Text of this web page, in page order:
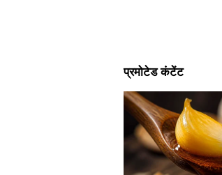
कद्दूकस किया हुआ
हरा प्याज
सूखा मैदा
पानी